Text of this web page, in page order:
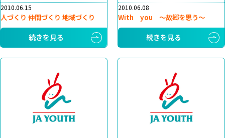
2010.06.15
人づくり 仲間づくり 地域づくり
続きを見る
2010.06.08
With you ～故郷を思う～
続きを見る